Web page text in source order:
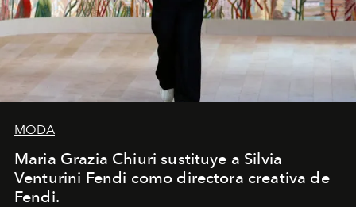
MODA
Maria Grazia Chiuri sustituye a Silvia
Venturini Fendi como directora creativa de
Fendi.